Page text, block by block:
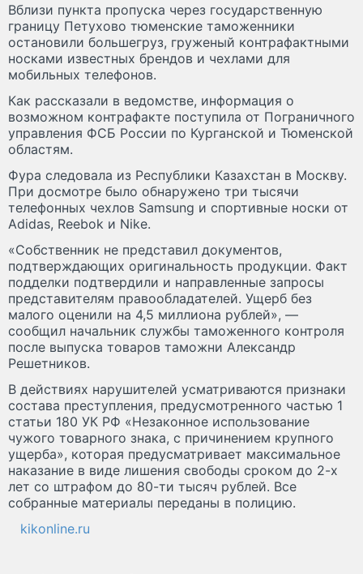
Вблизи пункта пропуска через государственную
границу Петухово тюменские таможенники
остановили большегруз, груженый контрафактными
носками известных брендов и чехлами для
мобильных телефонов.
Как рассказали в ведомстве, информация о
возможном контрафакте поступила от Пограничного
управления ФСБ России по Курганской и Тюменской
областям.
Фура следовала из Республики Казахстан в Москву.
При досмотре было обнаружено три тысячи
телефонных чехлов Samsung и спортивные носки от
Adidas, Reebok и Nike.
«Собственник не представил документов,
подтверждающих оригинальность продукции. Факт
подделки подтвердили и направленные запросы
представителям правообладателей. Ущерб без
малого оценили на 4,5 миллиона рублей», —
сообщил начальник службы таможенного контроля
после выпуска товаров таможни Александр
Решетников.
В действиях нарушителей усматриваются признаки
состава преступления, предусмотренного частью 1
статьи 180 УК РФ «Незаконное использование
чужого товарного знака, с причинением крупного
ущерба», которая предусматривает максимальное
наказание в виде лишения свободы сроком до 2-х
лет со штрафом до 80-ти тысяч рублей. Все
собранные материалы переданы в полицию.
kikonline.ru